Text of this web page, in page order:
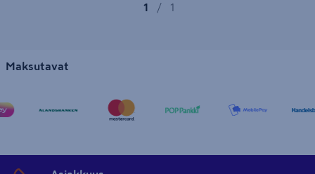
1 / 1
Maksutavat